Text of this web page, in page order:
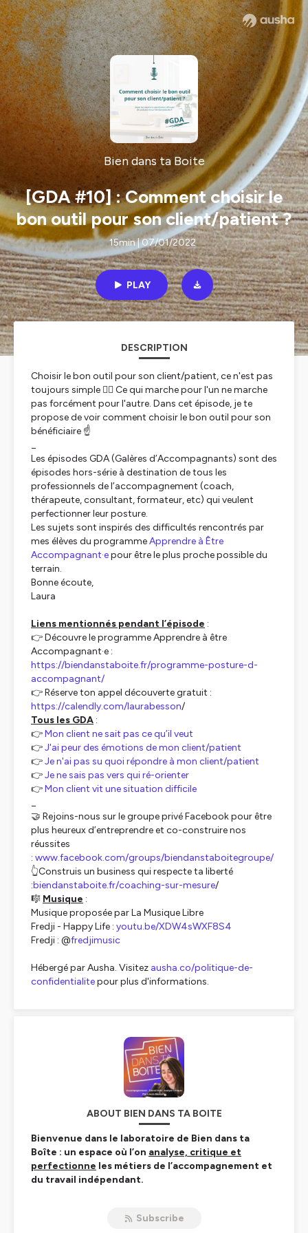
Bien dans ta Boite
[GDA #10] : Comment choisir le
bon outil pour son client/patient ?
15min | 07/01/2022
PLAY
DESCRIPTION
Choisir le bon outil pour son client/patient, ce n'est pas
toujours simple 🤷‍♀️ Ce qui marche pour l'un ne marche
pas forcément pour l'autre. Dans cet épisode, je te
propose de voir comment choisir le bon outil pour son
bénéficiaire ☝️
Les épisodes GDA (Galères d’Accompagnants) sont des
épisodes hors-série à destination de tous les
professionnels de l’accompagnement (coach,
thérapeute, consultant, formateur, etc) qui veulent
perfectionner leur posture.
Les sujets sont inspirés des difficultés rencontrés par
mes élèves du programmeApprendre à Être
Accompagnant·epour être le plus proche possible du
terrain.
Bonne écoute,
Laura
Liens mentionnés pendant l’épisode :
👉 Découvre le programme Apprendre à être
Accompagnant·e :
https://biendanstaboite.fr/programme-posture-d-
accompagnant/
👉 Réserve ton appel découverte gratuit :
https://calendly.com/laurabesson/
Tous les GDA :
👉Mon client ne sait pas ce qu’il veut
👉J'ai peur des émotions de mon client/patient
👉Je n'ai pas su quoi répondre à mon client/patient
👉Je ne sais pas vers qui ré-orienter
👉Mon client vit une situation difficile
🤝 Rejoins-nous sur le groupe privé Facebook pour être
plus heureux d’entreprendre et co-construire nos
réussites
: www.facebook.com/groups/biendanstaboitegroupe/
👆Construis un business qui respecte ta liberté
:biendanstaboite.fr/coaching-sur-mesure/
🎼 Musique :
Musique proposée par La Musique Libre
Fredji - Happy Life : youtu.be/XDW4sWXF8S4
Fredji : @fredjimusic
Hébergé par Ausha. Visitez ausha.co/politique-de-
confidentialitepour plus d'informations.
ABOUT BIEN DANS TA BOITE
Bienvenue dans le laboratoire de Bien dans ta
Boîte : un espace où l’on analyse, critique et
perfectionne les métiers de l’accompagnement et
du travail indépendant.
travailleur·ses indépendant·es qui souhaitent
Subscribe